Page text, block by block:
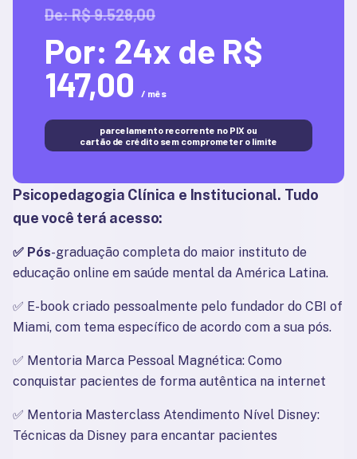
De: R$ 9.528,00
Por: 24x de R$
147,00
/ mês
parcelamento recorrente no PIX ou
cartão de crédito sem comprometer o limite
Psicopedagogia Clínica e Institucional. Tudo
que você terá acesso:
✅ Pós-graduação completa do maior instituto de
educação online em saúde mental da América Latina.
✅ E-book criado pessoalmente pelo fundador do CBI of
Miami, com tema específico de acordo com a sua pós.
✅ Mentoria Marca Pessoal Magnética: Como
conquistar pacientes de forma autêntica na internet
✅ Mentoria Masterclass Atendimento Nível Disney:
Técnicas da Disney para encantar pacientes